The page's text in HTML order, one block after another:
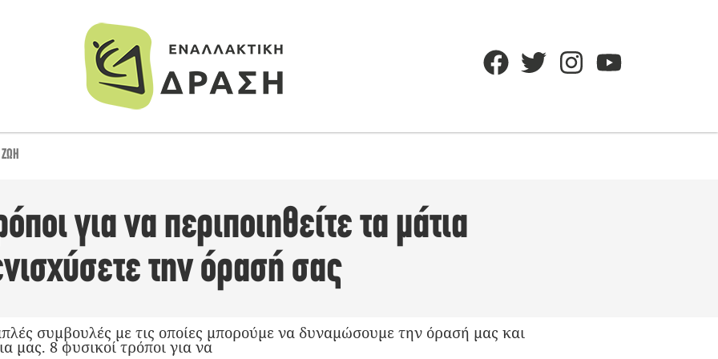
για να περιποιηθείτε τα μάτια
την όρασή σας
συμβουλές με τις οποίες μπορούμε να δυναμώσουμε την όρασή μας και
μας. 8 φυσικοί τρόποι για να